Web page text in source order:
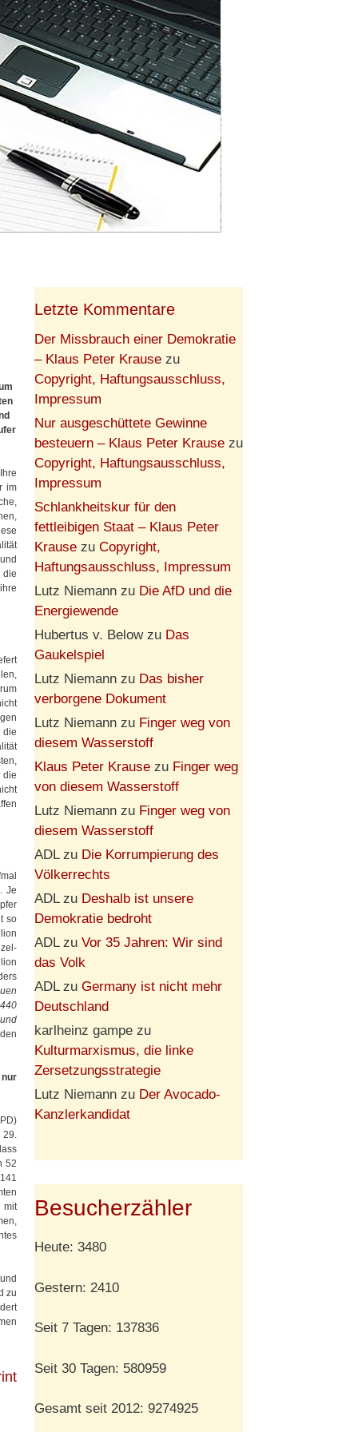
im
die
Je
so
29.
52
mit
zu
Letzte Kommentare
Der Missbrauch einer Demokratie
– Klaus Peter Krause zu
Copyright, Haftungsausschluss,
Impressum
Nur ausgeschüttete Gewinne
besteuern – Klaus Peter Krause zu
Copyright, Haftungsausschluss,
Impressum
Schlankheitskur für den
fettleibigen Staat – Klaus Peter
Krause zu Copyright,
Haftungsausschluss, Impressum
Lutz Niemann zu Die AfD und die
Energiewende
Hubertus v. Belowzu Das
Gaukelspiel
Lutz Niemann zu Das bisher
verborgene Dokument
Lutz Niemann zu Finger weg von
diesem Wasserstoff
Klaus Peter Krause zu Finger weg
von diesem Wasserstoff
Lutz Niemann zu Finger weg von
diesem Wasserstoff
ADLzu Die Korrumpierung des
Völkerrechts
ADLzu Deshalb ist unsere
Demokratie bedroht
ADLzu Vor 35 Jahren: Wir sind
das Volk
ADLzu Germany ist nicht mehr
Deutschland
karlheinz gampe zu
Kulturmarxismus, die linke
Zersetzungsstrategie
Lutz Niemann zu Der Avocado-
Kanzlerkandidat
Besucherzähler
Heute: 3480
Gestern: 2410
Seit 7 Tagen: 137836
Seit 30 Tagen: 580959
Gesamt seit 2012: 9274925